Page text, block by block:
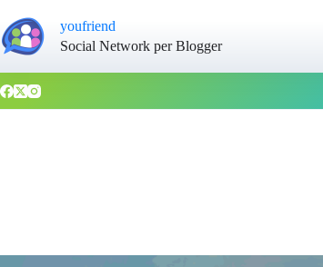
youfriend
Social Network per Blogger